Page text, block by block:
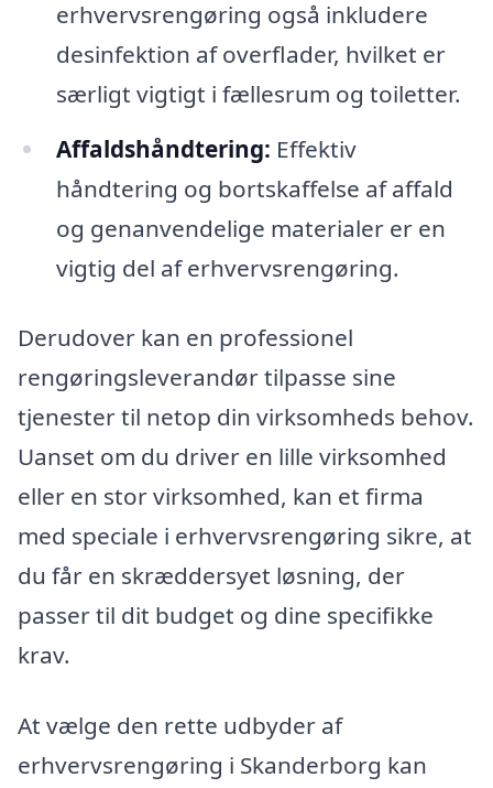
erhvervsrengøring også inkludere
desinfektion af overflader, hvilket er
særligt vigtigt i fællesrum og toiletter.
Affaldshåndtering: Effektiv
håndtering og bortskaffelse af affald
og genanvendelige materialer er en
vigtig del af erhvervsrengøring.
Derudover kan en professionel
rengøringsleverandør tilpasse sine
tjenester til netop din virksomheds behov.
Uanset om du driver en lille virksomhed
eller en stor virksomhed, kan et firma
med speciale i erhvervsrengøring sikre, at
du får en skræddersyet løsning, der
passer til dit budget og dine specifikke
krav.
At vælge den rette udbyder af
erhvervsrengøring i Skanderborg kan